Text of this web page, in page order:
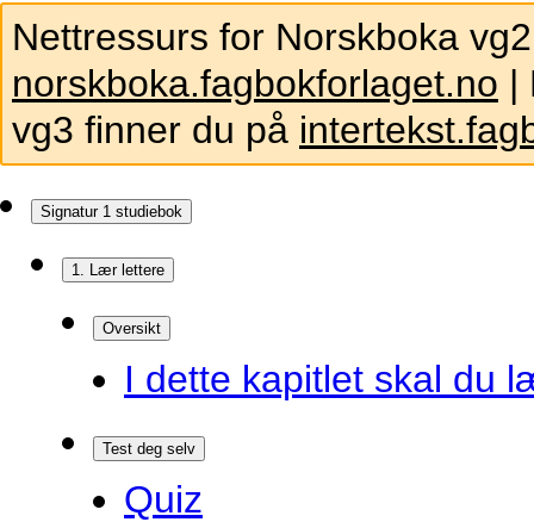
Nettressurs for Norskboka
norskboka.fagbokforlaget.no |
vg3 finner du på
Signatur 1 studiebok
1. Lær lettere
Oversikt
I dette kapitlet skal du
Test deg selv
Quiz